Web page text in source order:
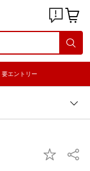
要エントリー